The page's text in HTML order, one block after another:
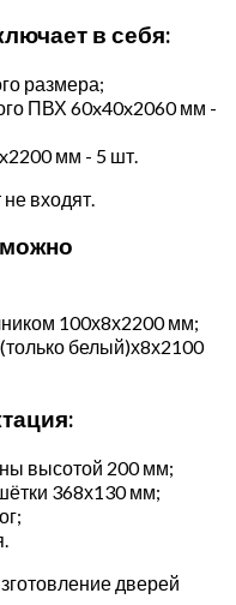
в себя:
размера;
ПВХ 60x40x2060 мм -
мм - 5 шт.
входят.
100х8х2200 мм;
белый)х8х2100
высотой 200 мм;
368х130 мм;
дверей